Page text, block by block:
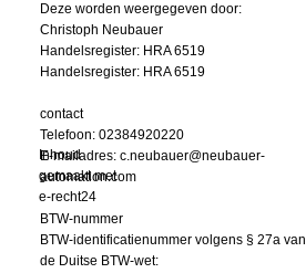
Deze worden weergegeven door:
Christoph Neubauer
Handelsregister: HRA 6519
Handelsregister: HRA 6519
contact
Telefoon: 02384920220
E-mailadres:c.neubauer@neubauer-
automation.com
BTW-nummer
BTW-identificatienummer volgens § 27a van
de Duitse BTW-wet:
Inhoud
gemaakt met
e-recht24